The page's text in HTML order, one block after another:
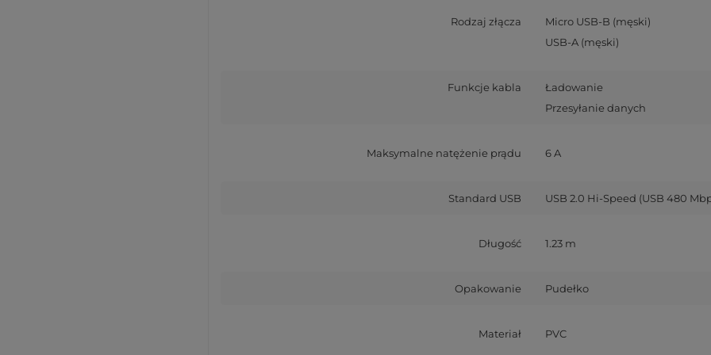
Rodzaj złącza
Micro USB-B (męski)
USB-A (męski)
Funkcje kabla
Ładowanie
Przesyłanie danych
Maksymalne natężenie prądu 6 A
Standard USB USB 2.0 Hi-Speed (USB 480
Długość 1.23 m
Opakowanie Pudełko
Materiał PVC